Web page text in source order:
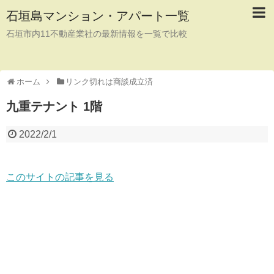
石垣島マンション・アパート一覧
石垣市内11不動産業社の最新情報を一覧で比較
ホーム リンク切れは商談成立済
九重テナント 1階
2022/2/1
このサイトの記事を見る